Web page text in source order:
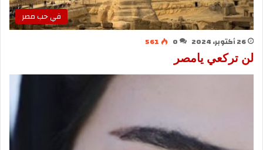
في حب مصر
26 أكتوبر، 2024 0
561
لن تركعي يامصر